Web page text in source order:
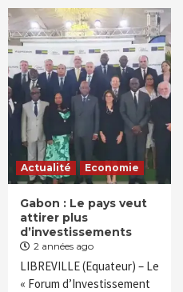
Actualité Economie
Gabon : Le pays veut
attirer plus
d’investissements
2 années ago
LIBREVILLE (Equateur) – Le
« Forum d’Investissement